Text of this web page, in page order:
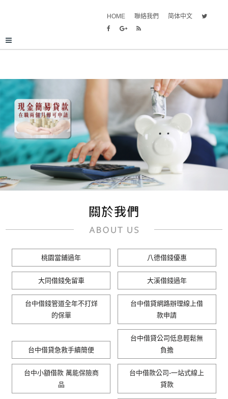
HOME 聯絡我們 简体中文
桃園當鋪過年 八德借錢優惠
大同借錢免留車 大溪借錢過年
台中借錢管道全年不打烊
的保單
台中借貸網路辦理線上借
款申請
台中借貸急救手續簡便
台中借貸公司低息輕鬆無
負擔
台中小額借款 萬能保險商
品
台中借款公司-一站式線上
貸款